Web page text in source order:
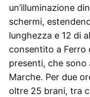
un’illuminazione
schermi,
lunghezza e 12 di
consentito a Ferro
presenti, che
Marche. Per due
oltre 25 brani, tra